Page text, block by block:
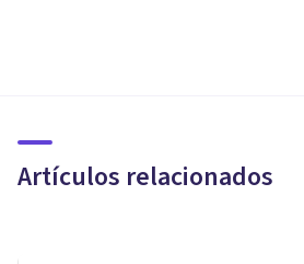
Artículos relacionados
ansiedad»